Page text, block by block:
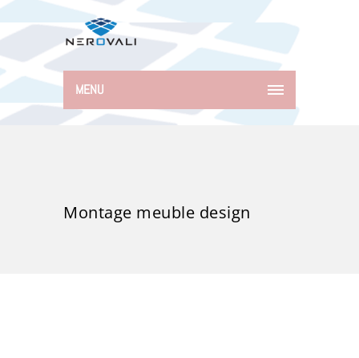
MENU
Montage meuble design